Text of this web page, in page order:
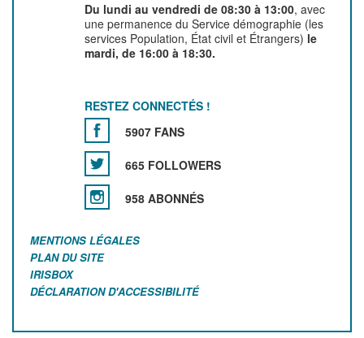
Du lundi au vendredi de 08:30 à 13:00, avec
une permanence du Service démographie (les
services Population, État civil et Étrangers) le
mardi, de 16:00 à 18:30.
RESTEZ CONNECTÉS !
5907 FANS
665 FOLLOWERS
958 ABONNÉS
MENTIONS LÉGALES
PLAN DU SITE
IRISBOX
DÉCLARATION D'ACCESSIBILITÉ